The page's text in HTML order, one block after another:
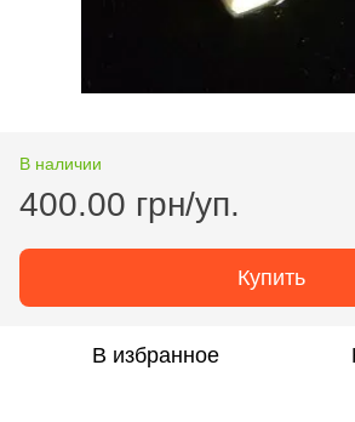
В наличии
400.00 грн/уп.
Купить
В избранное